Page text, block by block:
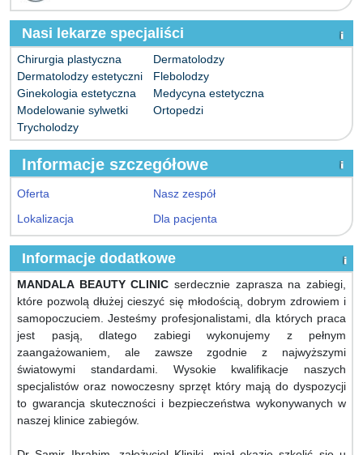
Nasi lekarze specjaliści
Chirurgia plastyczna
Dermatolodzy
Dermatolodzy estetyczni
Flebolodzy
Ginekologia estetyczna
Medycyna estetyczna
Modelowanie sylwetki
Ortopedzi
Trycholodzy
Informacje szczegółowe
Oferta
Nasz zespół
Lokalizacja
Dla pacjenta
Informacje dodatkowe
MANDALA BEAUTY CLINIC serdecznie zaprasza na zabiegi,
które pozwolą dłużej cieszyć się młodością, dobrym zdrowiem i
samopoczuciem. Jesteśmy profesjonalistami, dla których praca
jest pasją, dlatego zabiegi wykonujemy z pełnym
zaangażowaniem, ale zawsze zgodnie z najwyższymi
światowymi standardami. Wysokie kwalifikacje naszych
specjalistów oraz nowoczesny sprzęt który mają do dyspozycji
to gwarancja skuteczności i bezpieczeństwa wykonywanych w
naszej klinice zabiegów.